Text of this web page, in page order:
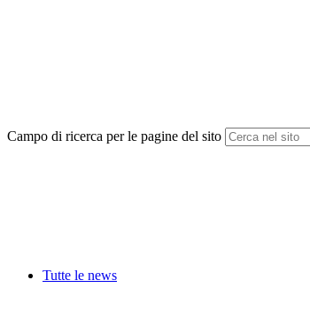
Campo di ricerca per le pagine del sito
Tutte le news